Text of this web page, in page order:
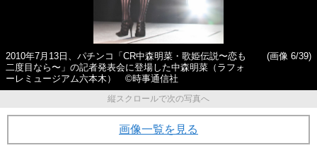
2010年7月13日、パチンコ「CR中森明菜・歌姫伝説〜恋も
二度目なら〜」の記者発表会に登場した中森明菜（ラフォ
ーレミュージアム六本木） ©時事通信社
(画像 6/39)
縦スクロールで次の写真へ
画像一覧を見る